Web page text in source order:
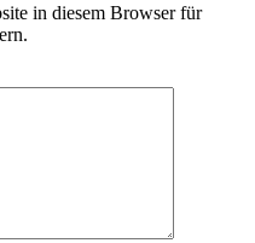
in diesem Browser für